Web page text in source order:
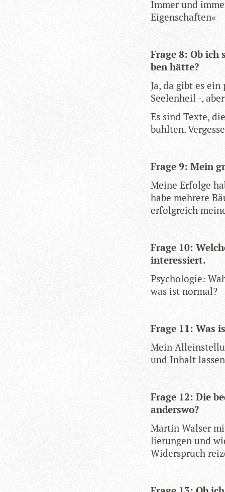
Immer und
Eigenschaften«
Frage 8: Ob
ben hätte?
Ja, da gibt es
See­len­heil -,
Es sind Texte,
buhl­ten.
Frage 9: Mein
Meine Erfolge
habe meh­rere
erfolg­reich
Frage 10:
interessiert.
Psy­cho­lo­gie:
was ist normal?
Frage 11: Was
Mein
und Inhalt
Frage 12: Die
anderswo?
Mar­tin Wal­ser
lie­run­gen und
Wider­spruch